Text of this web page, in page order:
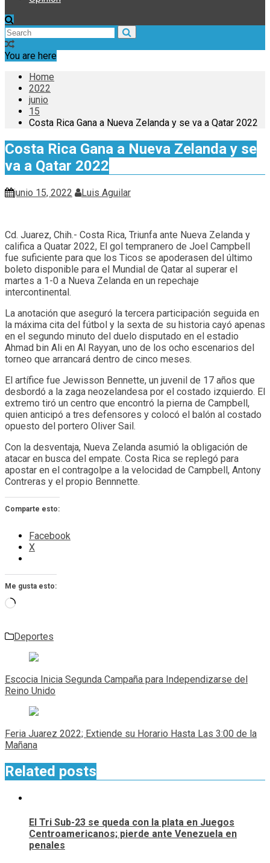
You are here
Home
2022
junio
15
Costa Rica Gana a Nueva Zelanda y se va a Qatar 2022
Costa Rica Gana a Nueva Zelanda y se
va a Qatar 2022
junio 15, 2022 Luis Aguilar
Cd. Juarez, Chih.- Costa Rica, Triunfa ante Nueva Zelanda y
califica a Quatar 2022, El gol tempranero de Joel Campbell
fue suficiente para que los Ticos se apoderasen del último
boleto disponible para el Mundial de Qatar al superar el
martes a 1-0 a Nueva Zelanda en un repechaje
intercontinental.
La anotación que aseguró la tercera participación seguida en
la máxima cita del fútbol y la sexta de su historia cayó apenas
en el segundo minuto del duelo disputado en el estadio
Ahmad bin Ali en Al Rayyan, uno de los ocho escenarios del
torneo que arrancará dentro de cinco meses.
El artífice fue Jewisson Bennette, un juvenil de 17 años que
desbordó a la zaga neozelandesa por el costado izquierdo. El
extremo tiró un centro que encontró la pierna de Campbell,
quien anticipó a tres defensores y colocó el balón al costado
opuesto del portero Oliver Sail.
Con la desventaja, Nueva Zelanda asumió la obligación de
atacar en busca del empate. Costa Rica se replegó para
apostar en el contragolpe a la velocidad de Campbell, Antony
Contreras y el propio Bennnette.
Comparte esto:
Facebook
X
Me gusta esto:
Cargando...
Deportes
Navegación
de
entradas
Escocia Inicia Segunda Campaña para Independizarse del
Reino Unido
Feria Juarez 2022; Extiende su Horario Hasta Las 3:00 de la
Mañana
Related posts
El Tri Sub-23 se queda con la plata en Juegos
Centroamericanos; pierde ante Venezuela en
penales